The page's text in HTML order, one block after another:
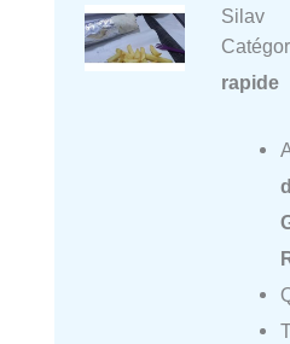
Silav
rapide